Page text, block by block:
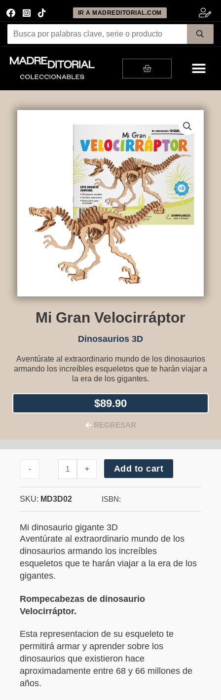
IR A MADREDITORIAL.COM
Cart
Mi Gran Velocirráptor
Dinosaurios 3D
Aventúrate al extraordinario mundo de los dinosaurios
armando los increíbles esqueletos que te harán viajar a
la era de los gigantes.
$89.90
REGRESAR
Mi
Gran
Velocirráptor
- + Add to cart
SKU: MD3D02 ISBN:
Mi dinosaurio gigante 3D
Aventúrate al extraordinario mundo de los
dinosaurios armando los increíbles
esqueletos que te harán viajar a la era de los
gigantes.
Rompecabezas de dinosaurio
Velocirráptor.
Esta representacion de su esqueleto te
permitirá armar y aprender sobre los
dinosaurios que existieron hace
aproximadamente entre 68 y 66 millones de
años.